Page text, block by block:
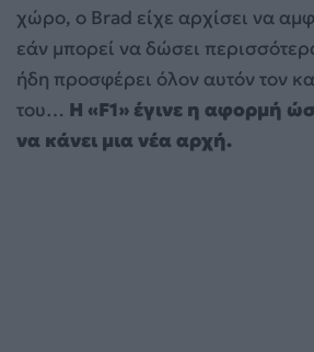
χώρο, ο Brad είχε αρχίσει να
εάν μπορεί να δώσει
ήδη προσφέρει όλον αυτόν τον
του… Η «F1» έγινε η αφορμή
να κάνει μια νέα αρχή.